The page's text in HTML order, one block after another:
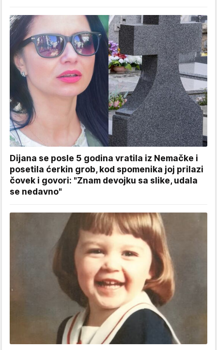
Dijana se posle 5 godina vratila iz Nemačke i
posetila ćerkin grob, kod spomenika joj prilazi
čovek i govori: "Znam devojku sa slike, udala
se nedavno"